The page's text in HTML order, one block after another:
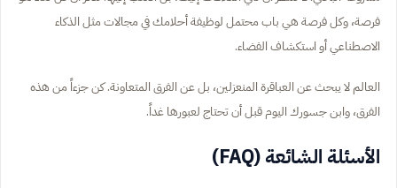
فرصة، وكل فرصة هي باب محتمل لوظيفة أحلامك في مجالات مثل الذكاء
الاصطناعي أو استكشاف الفضاء.
العالم لا يبحث عن العباقرة المنعزلين، بل عن الفرق المتعاونة. كن جزءاً من هذه
الفرق، وابن جسورك اليوم قبل أن تحتاج لعبورها غداً.
الأسئلة الشائعة (FAQ)